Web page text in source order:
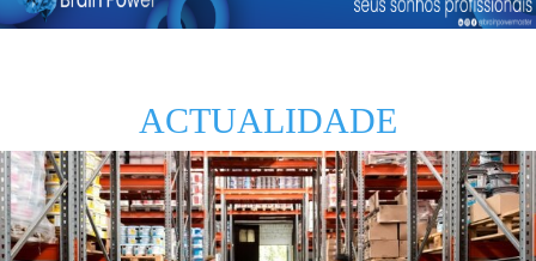
ACTUALIDADE